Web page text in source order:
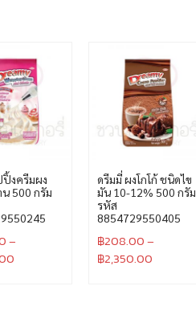
งครีมผง
500 กรัม
–
ดรีมมี่ ผงโกโก้ ชนิดไข
มัน 10-12% 500 กรัม
รหัส
8854729550405
฿208.00–
฿2,350.00